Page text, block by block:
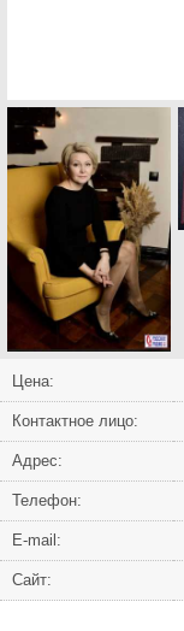
Цена:
Контактное лицо:
Адрес:
Телефон:
Е-mail:
Сайт: